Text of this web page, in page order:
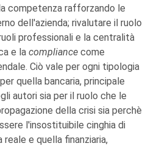
competenza rafforzando le
dell'azienda; rivalutare il ruolo
professionali e la centralità
e la compliance come
Ciò vale per ogni tipologia
quella bancaria, principale
autori sia per il ruolo che le
della crisi sia perchè
l'insostituibile cinghia di
e quella finanziaria,